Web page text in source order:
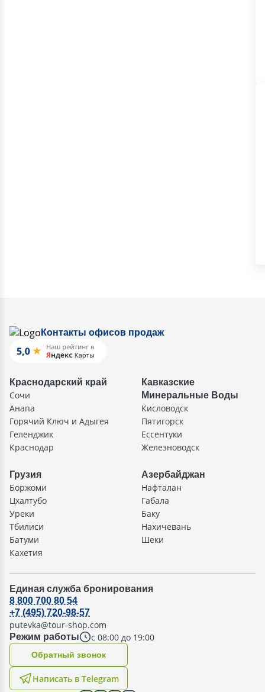
Контакты офисов продаж
Краснодарский край
Сочи
Анапа
Горячий Ключ и Адыгея
Геленджик
Краснодар
Кавказские
Минеральные Воды
Кисловодск
Пятигорск
Ессентуки
Железноводск
Грузия
Боржоми
Цхалтубо
Уреки
Тбилиси
Батуми
Кахетия
Азербайджан
Нафталан
Габала
Баку
Нахичевань
Шеки
Единая служба бронирования
Режим работы с 08:00 до 19:00
8 800 700 80 54
+7 (495) 720-98-57
putevka@tour-shop.com
Написать в Telegram
Oбратный звонок